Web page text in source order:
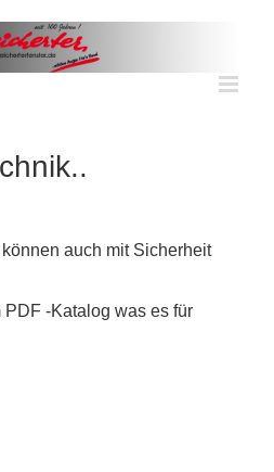
auch mit Sicherheit
-Katalog was es für